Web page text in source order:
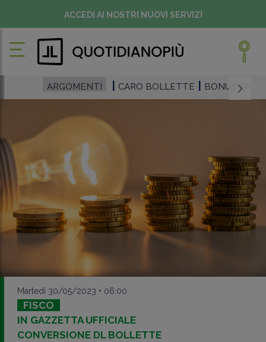
ACCEDI AI NOSTRI NUOVI SERVIZI
ARGOMENTI CARO BOLLETTE BONUS
Martedì 30/05/2023 • 06:00
FISCO
IN GAZZETTA UFFICIALE
CONVERSIONE DL BOLLETTE